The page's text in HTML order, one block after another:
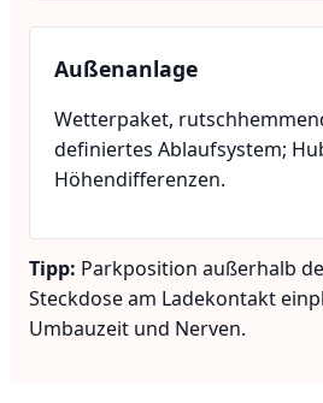
Außenanlage
Wetterpaket,
definiertes Ablaufsystem;
Höhendifferenzen.
Tipp: Parkposition außerhalb
Steckdose am Ladekontakt
Umbauzeit und Nerven.